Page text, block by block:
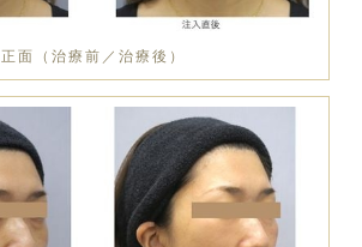
正面（治療前／治療後）